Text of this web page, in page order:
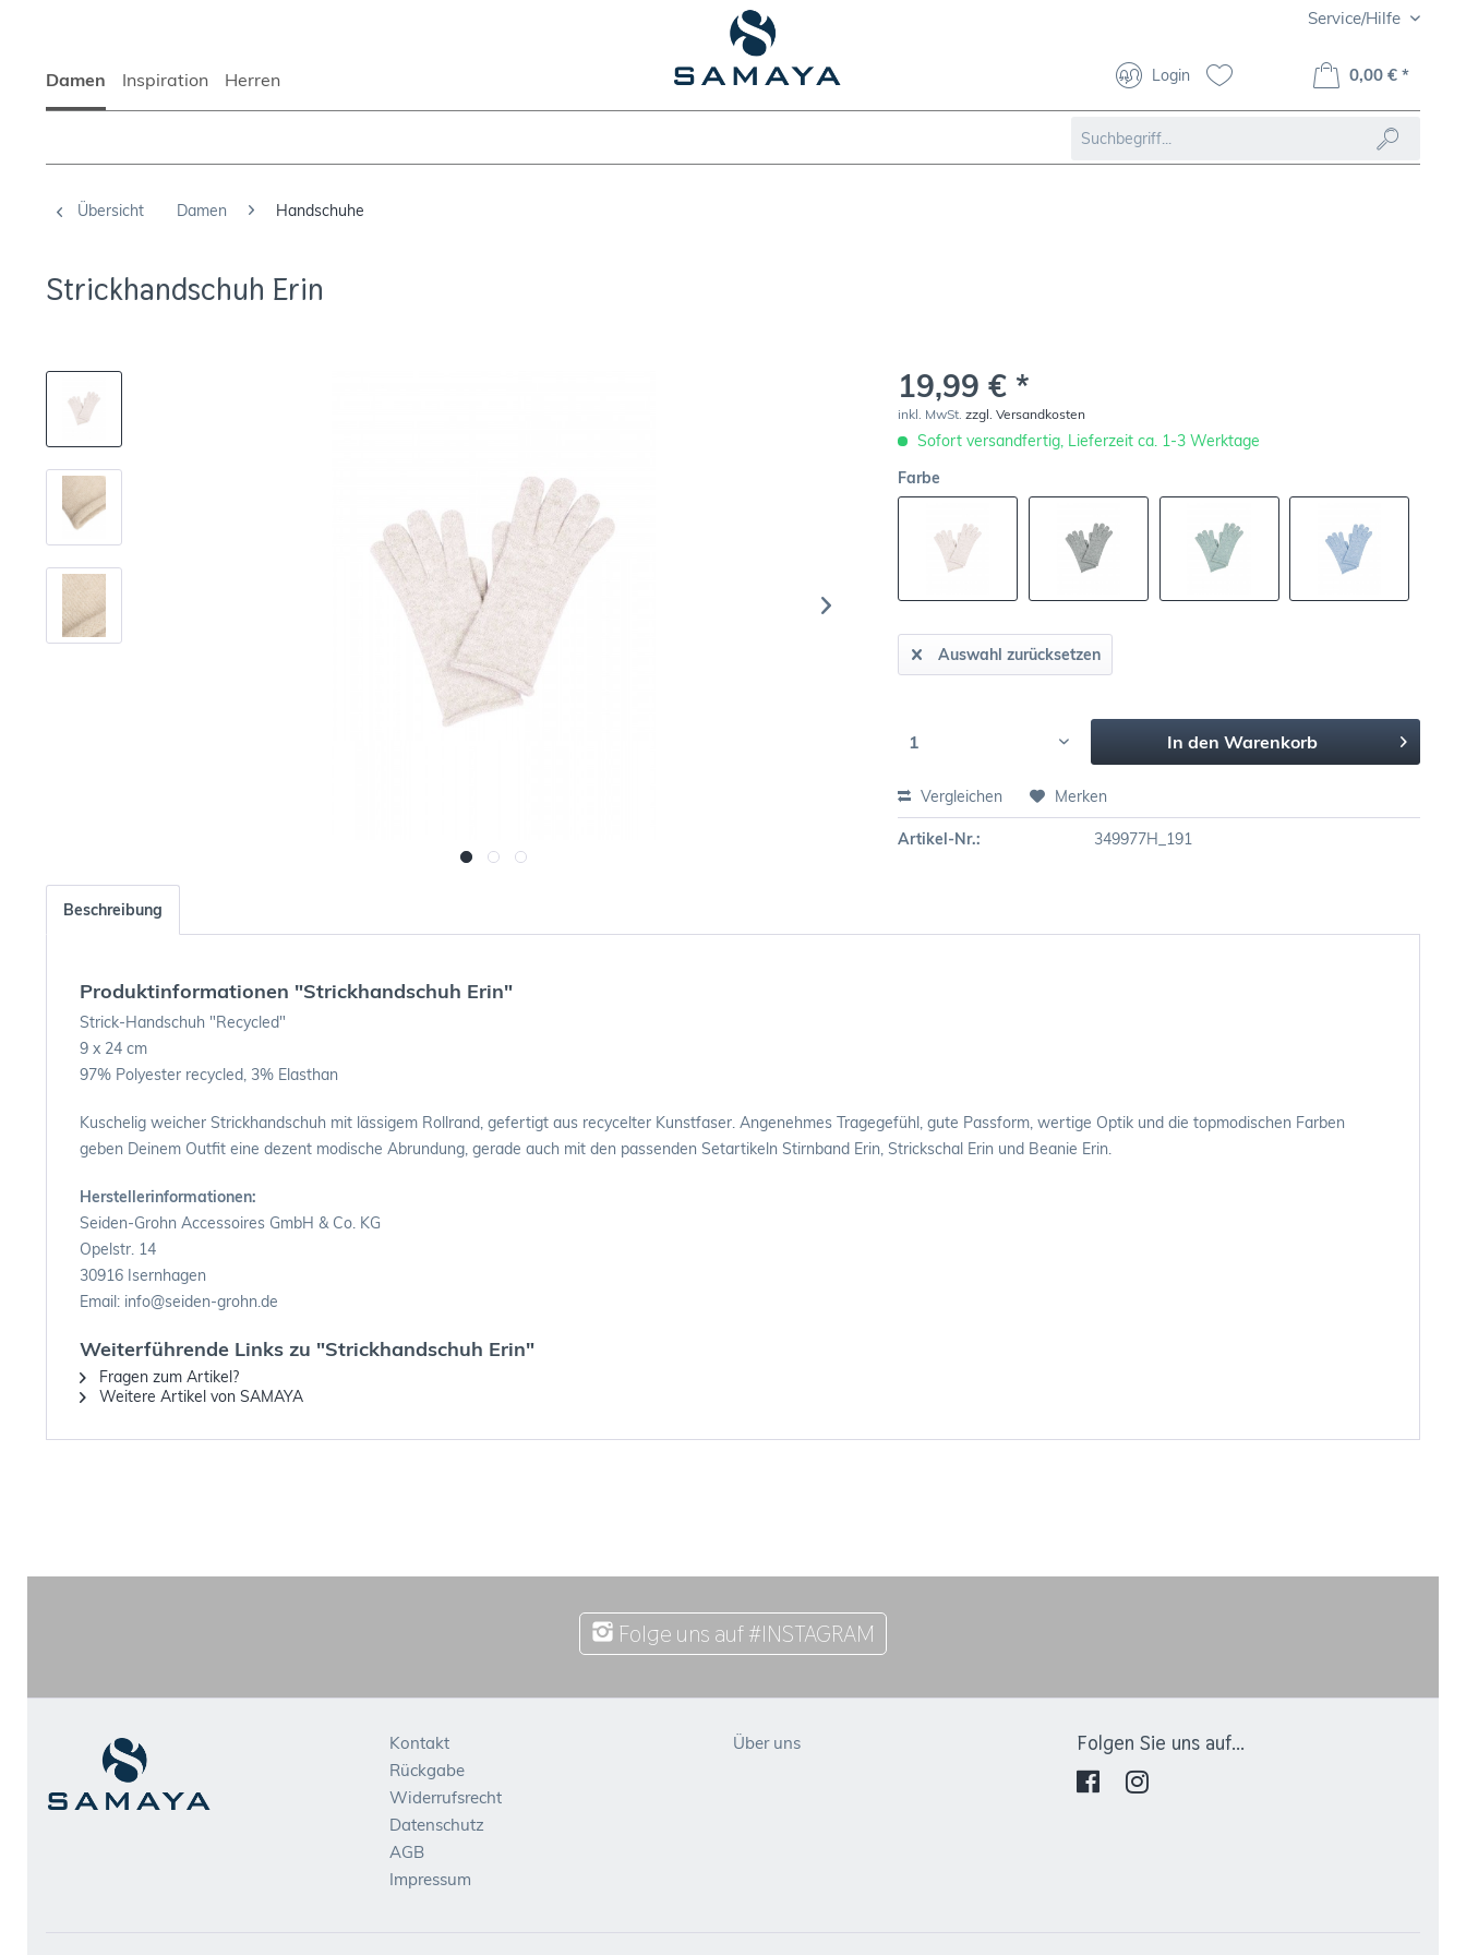
Service/Hilfe
Damen Inspiration Herren Login 0,00 € *
Übersicht Damen Handschuhe
Strickhandschuh Erin
19,99 € *
inkl. MwSt.zzgl. Versandkosten
Sofort versandfertig, Lieferzeit ca. 1-3 Werktage
Farbe
Auswahl zurücksetzen
In den Warenkorb
Vergleichen Merken
Artikel-Nr.: 349977H_191
Beschreibung
Produktinformationen "Strickhandschuh Erin"
Strick-Handschuh "Recycled"
9 x 24 cm
97% Polyester recycled, 3% Elasthan
Kuschelig weicher Strickhandschuh mit lässigem Rollrand, gefertigt aus recycelter Kunstfaser. Angenehmes Tragegefühl, gute Passform, wertige Optik und die topmodischen Farben
geben Deinem Outfit eine dezent modische Abrundung, gerade auch mit den passenden Setartikeln Stirnband Erin, Strickschal Erin und Beanie Erin.
Herstellerinformationen:
Seiden-Grohn Accessoires GmbH & Co. KG
Opelstr. 14
30916 Isernhagen
Email: info@seiden-grohn.de
Weiterführende Links zu "Strickhandschuh Erin"
Fragen zum Artikel?
Weitere Artikel von SAMAYA
Folge uns auf #INSTAGRAM
Kontakt
Rückgabe
Widerrufsrecht
Datenschutz
AGB
Impressum
Über uns Folgen Sie uns auf...